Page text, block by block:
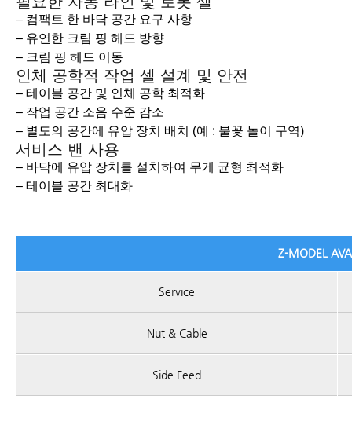
– 컴팩트 한 바닥 공간 요구 사항
– 유연한 크림 핑 헤드 방향
– 크림 핑 헤드 이동
인체 공학적 작업 셀 설계 및 안전
– 테이블 공간 및 인체 공학 최적화
– 작업 공간 소음 수준 감소
– 별도의 공간에 유압 장치 배치 (예 : 불꽃 놀이 구역)
서비스 밴 사용
– 바닥에 유압 장치를 설치하여 무게 균형 최적화
– 테이블 공간 최대화
Z-MODEL
Service
Nut & Cable
Side Feed